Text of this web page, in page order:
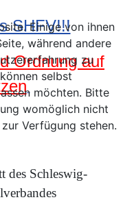
SHFV!!!
Ordnung auf
des Schleswig-
Einige von ihnen
während andere
zu
selbst
möchten. Bitte
womöglich nicht
Verfügung stehen.